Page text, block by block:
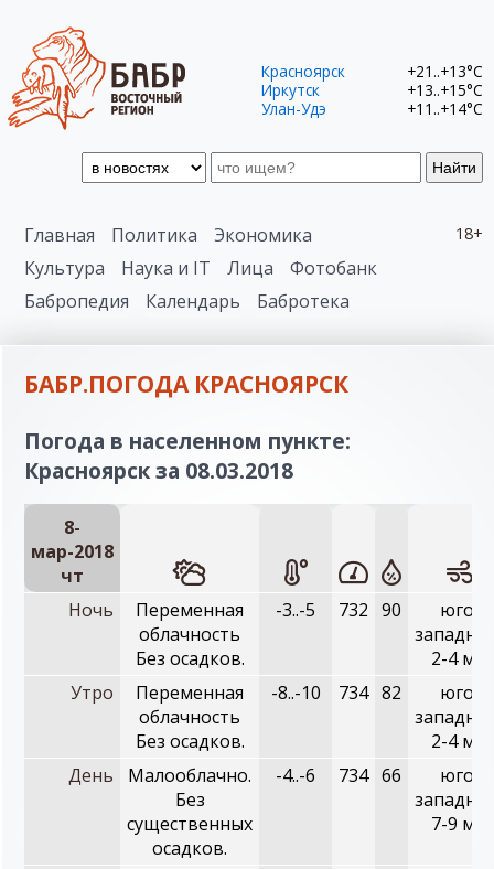
Найти
Красноярск
+21..+13°C
Иркутск
+13..+15°C
Улан-Удэ
+11..+14°C
18+
Главная Политика
Экономика
Культура
Наука и IT Лица
Фотобанк
Бабропедия
Календарь Бабротека
БАБР.ПОГОДА КРАСНОЯРСК
Погода в населенном пункте:
Красноярск за 08.03.2018
8-
мар-2018
чт
Ночь
Переменная
облачность
Без осадков.
-3..-5 732 90
юго-
2-4 м/с
Утро
Переменная
облачность
Без осадков.
-8..-10 734 82
юго-
2-4 м/с
День
Малооблачно.
Без
существенных
осадков.
-4..-6 734 66
юго-
7-9 м/с